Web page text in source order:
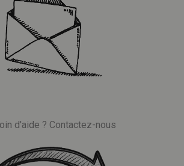
d'aide ? Contactez-nous